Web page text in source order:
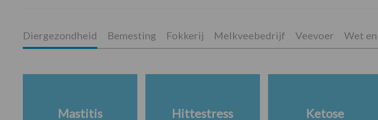
Diergezondheid Bemesting Fokkerij Melkveebedrijf Veevoer Wet
Mastitis Hittestress Ketose